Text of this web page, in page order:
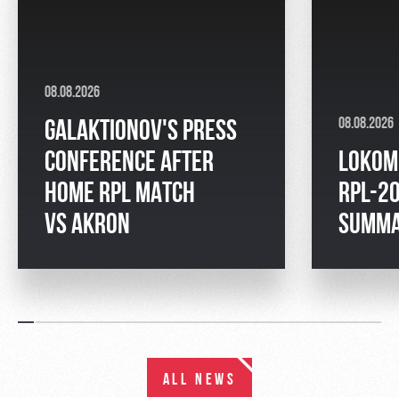
08.08.2026
GALAKTIONOV'S PRESS
CONFERENCE AFTER
HOME RPL MATCH
VS AKRON
08.08.2026
RPL-
ALL NEWS